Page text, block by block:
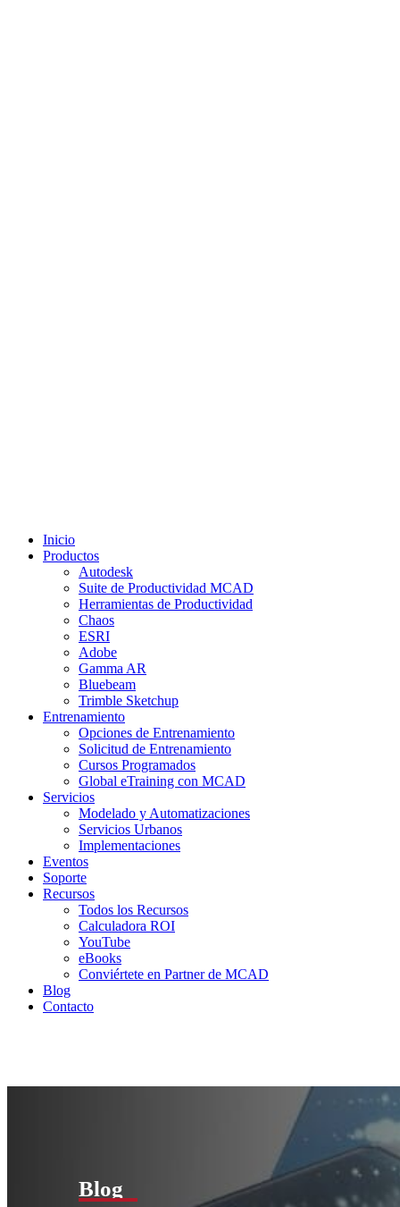
Inicio
Productos
Autodesk
Suite de Productividad MCAD
Herramientas de Productividad
Chaos
ESRI
Adobe
Gamma AR
Bluebeam
Trimble Sketchup
Entrenamiento
Opciones de Entrenamiento
Solicitud de Entrenamiento
Cursos Programados
Global eTraining con MCAD
Servicios
Modelado y Automatizaciones
Servicios Urbanos
Implementaciones
Eventos
Soporte
Recursos
Todos los Recursos
Calculadora ROI
YouTube
eBooks
Conviértete en Partner de MCAD
Blog
Contacto
Blog